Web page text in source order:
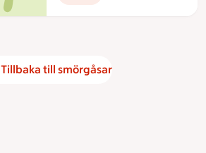
Tillbaka till smörgåsar